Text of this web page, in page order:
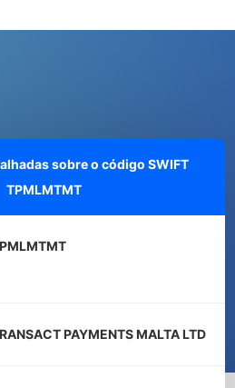
sobre o código SWIFT
TPMLMTMT
PAYMENTS MALTA LTD